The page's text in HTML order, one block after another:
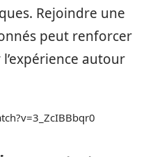
Rejoindre une
peut renforcer
autour